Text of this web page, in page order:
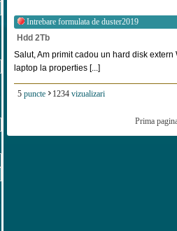
Intrebare formulata de duster2019
Hdd 2Tb
Salut, Am primit cadou un hard disk
laptop la properties [...]
5 puncte 1234 vizualizari
Prima